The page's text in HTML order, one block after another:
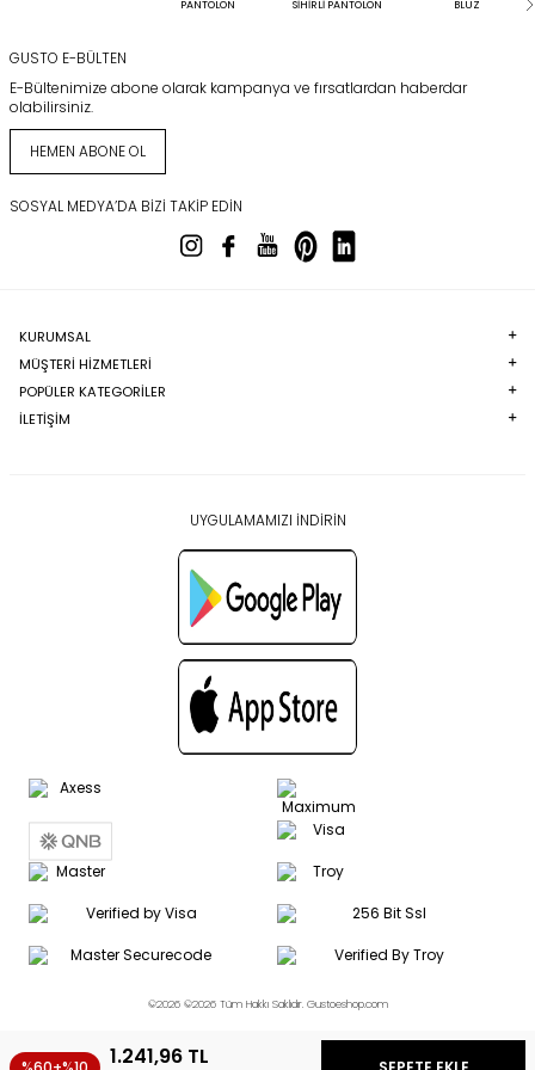
1.241,96 TL
PANTOLON SİHİRLİ PANTOLON BLUZ
GUSTO E-BÜLTEN
E-Bültenimize abone olarak kampanya ve fırsatlardan haberdar
olabilirsiniz.
HEMEN ABONE OL
SOSYAL MEDYA’DA BIZI TAKIP EDIN
KURUMSAL
MÜŞTERI HIZMETLERI
POPÜLER KATEGORILER
İLETİŞİM
UYGULAMAMIZI İNDİRİN
©2026 ©2026 Tüm Hakkı Saklıdır. Gustoeshop.com